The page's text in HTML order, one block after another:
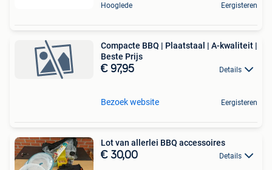
Hooglede Eergisteren
Compacte BBQ | Plaatstaal | A-kwaliteit |
Beste Prijs
€ 97,95 Details
Bezoek website Eergisteren
Lot van allerlei BBQ accessoires
€ 30,00 Details